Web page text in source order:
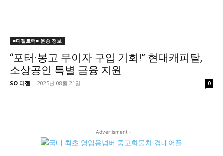
■디젤트럭■ 운송.정보
“포터·봉고 무이자 구입 기회!” 현대캐피탈,
소상공인 특별 금융 지원
SO 디젤 - 2025년 08월 21일 0
- Advertisment -